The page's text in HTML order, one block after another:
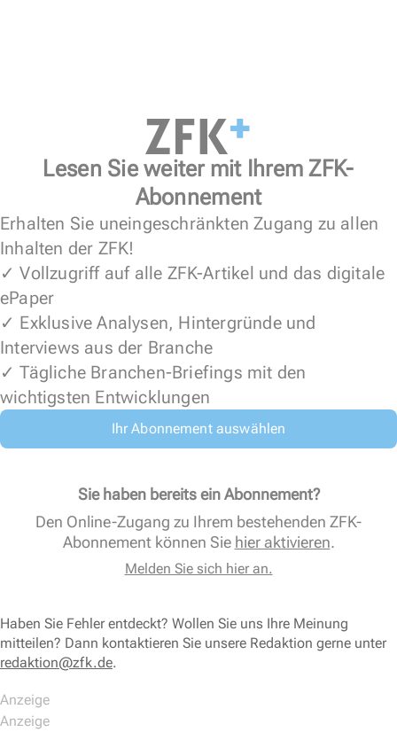
Lesen Sie weiter mit Ihrem ZFK-
Abonnement
Erhalten Sie uneingeschränkten Zugang zu allen
Inhalten der ZFK!
✓ Vollzugriff auf alle ZFK-Artikel und das digitale
ePaper
✓ Exklusive Analysen, Hintergründe und
Interviews aus der Branche
✓ Tägliche Branchen-Briefings mit den
wichtigsten Entwicklungen
Ihr Abonnement auswählen
Sie haben bereits ein Abonnement?
Den Online-Zugang zu Ihrem bestehenden ZFK-
Abonnement können Sie hier aktivieren.
Melden Sie sich hier an.
Haben Sie Fehler entdeckt? Wollen Sie uns Ihre Meinung
mitteilen? Dann kontaktieren Sie unsere Redaktion gerne unter
redaktion@zfk.de.